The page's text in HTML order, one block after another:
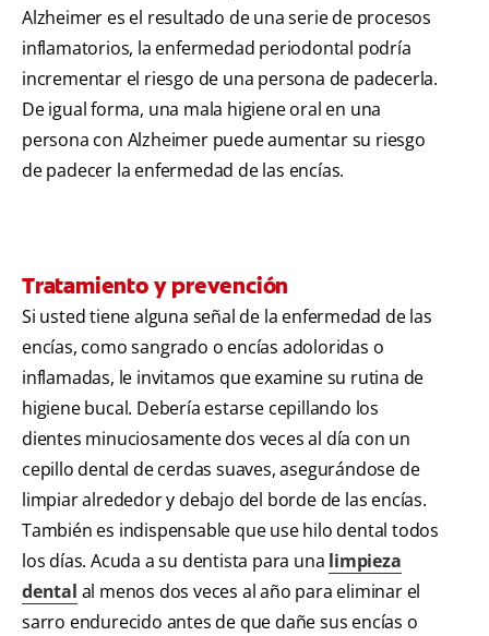
Alzheimer es el resultado de una serie de procesos
inflamatorios, la enfermedad periodontal podría
incrementar el riesgo de una persona de padecerla.
De igual forma, una mala higiene oral en una
persona con Alzheimer puede aumentar su riesgo
de padecer la enfermedad de las encías.
Tratamiento y prevención
Si usted tiene alguna señal de la enfermedad de las
encías, como sangrado o encías adoloridas o
inflamadas, le invitamos que examine su rutina de
higiene bucal. Debería estarse cepillando los
dientes minuciosamente dos veces al día con un
cepillo dental de cerdas suaves, asegurándose de
limpiar alrededor y debajo del borde de las encías.
También es indispensable que use hilo dental todos
los días. Acuda a su dentista para una limpieza
dental al menos dos veces al año para eliminar el
sarro endurecido antes de que dañe sus encías o